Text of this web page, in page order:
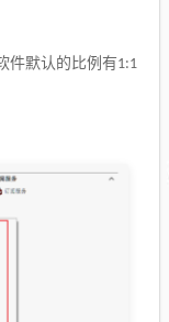
件默认的比例有1:1